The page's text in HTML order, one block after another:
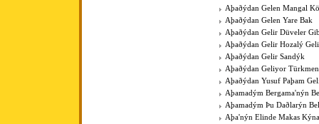
Aþaðýdan Gelen Mangal
Aþaðýdan Gelen Yare Bak
Aþaðýdan Gelir Düveler
Aþaðýdan Gelir Hozalý
Aþaðýdan Gelir Sandýk
Aþaðýdan Geliyor
Aþaðýdan Yusuf Paþam
Aþamadým Bergama'nýn
Aþamadým Þu Daðlarýn
Aþa'nýn Elinde Makas